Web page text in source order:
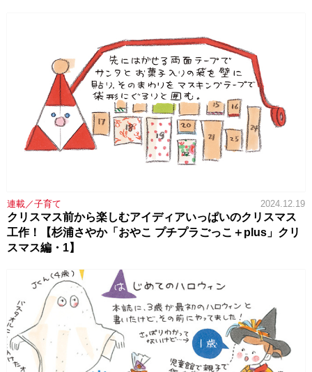
連載／子育て 2024.12.19
クリスマス前から楽しむアイディアいっぱいのクリスマス
工作！【杉浦さやか「おやこ プチプラごっこ＋plus」クリ
スマス編・1】